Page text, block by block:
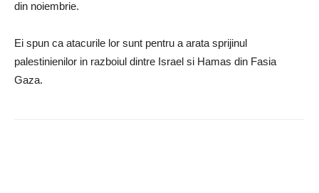
din noiembrie.
Ei spun ca atacurile lor sunt pentru a arata sprijinul
palestinienilor in razboiul dintre Israel si Hamas din Fasia
Gaza.